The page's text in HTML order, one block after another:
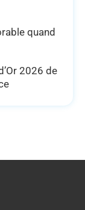
quand
2026 de